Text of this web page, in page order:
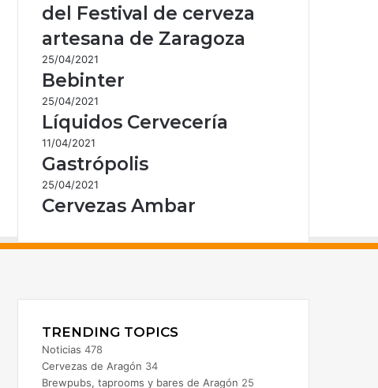
del Festival de cerveza
artesana de Zaragoza
25/04/2021
Bebinter
25/04/2021
Líquidos Cervecería
11/04/2021
Gastrópolis
25/04/2021
Cervezas Ambar
TRENDING TOPICS
Noticias 478
Cervezas de Aragón 34
Brewpubs, taprooms y bares de Aragón 25